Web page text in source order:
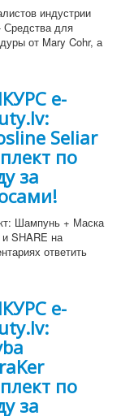
индустрии
Средства для
от Mary Cohr, а
e-
Seliar
по
за
Шампунь + Маска
SHARE на
ответить
e-
по
за